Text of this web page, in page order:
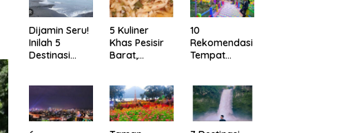
Dijamin Seru!
Inilah 5
Destinasi
Lampung
5 Kuliner
Khas Pesisir
Barat,
Kamu Coba,
Dijamin Enak
10
Rekomendasi
Tempat
Ikonik di
Semarang
untuk Liburan
di Akhir